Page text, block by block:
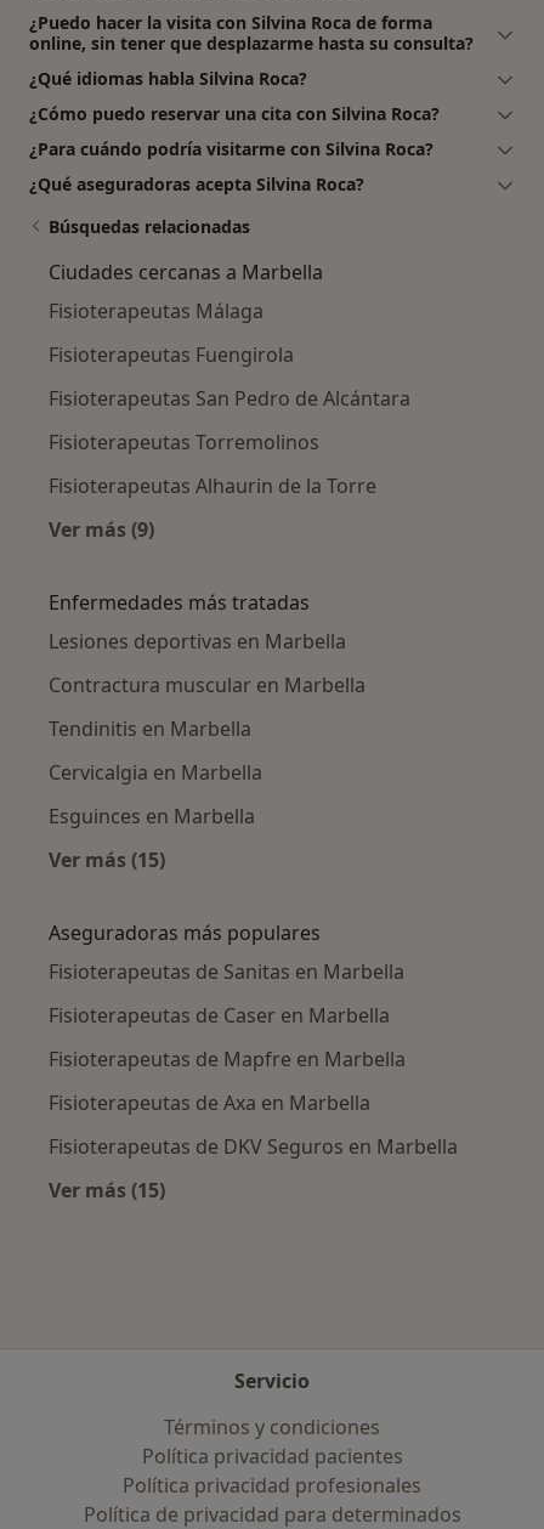
¿Puedo hacer la visita con Silvina Roca de forma
online, sin tener que desplazarme hasta su consulta?
¿Qué idiomas habla Silvina Roca?
¿Cómo puedo reservar una cita con Silvina Roca?
¿Para cuándo podría visitarme con Silvina Roca?
¿Qué aseguradoras acepta Silvina Roca?
Búsquedas relacionadas
Ciudades cercanas a Marbella
Fisioterapeutas Málaga
Fisioterapeutas Fuengirola
Fisioterapeutas San Pedro de Alcántara
Fisioterapeutas Torremolinos
Fisioterapeutas Alhaurin de la Torre
Ver más (9)
Enfermedades más tratadas
Lesiones deportivas en Marbella
Contractura muscular en Marbella
Tendinitis en Marbella
Cervicalgia en Marbella
Esguinces en Marbella
Ver más (15)
Aseguradoras más populares
Fisioterapeutas de Sanitas en Marbella
Fisioterapeutas de Caser en Marbella
Fisioterapeutas de Mapfre en Marbella
Fisioterapeutas de Axa en Marbella
Fisioterapeutas de DKV Seguros en Marbella
Ver más (15)
Servicio
Términos y condiciones
Política privacidad pacientes
Política privacidad profesionales
Política de privacidad para determinados